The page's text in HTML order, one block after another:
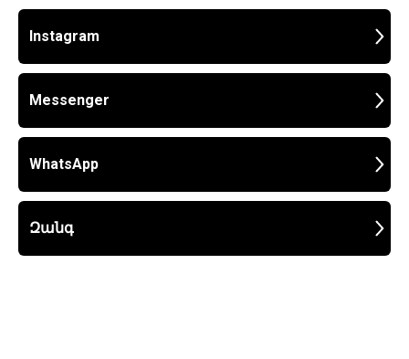
Instagram
Messenger
WhatsApp
Զանգ